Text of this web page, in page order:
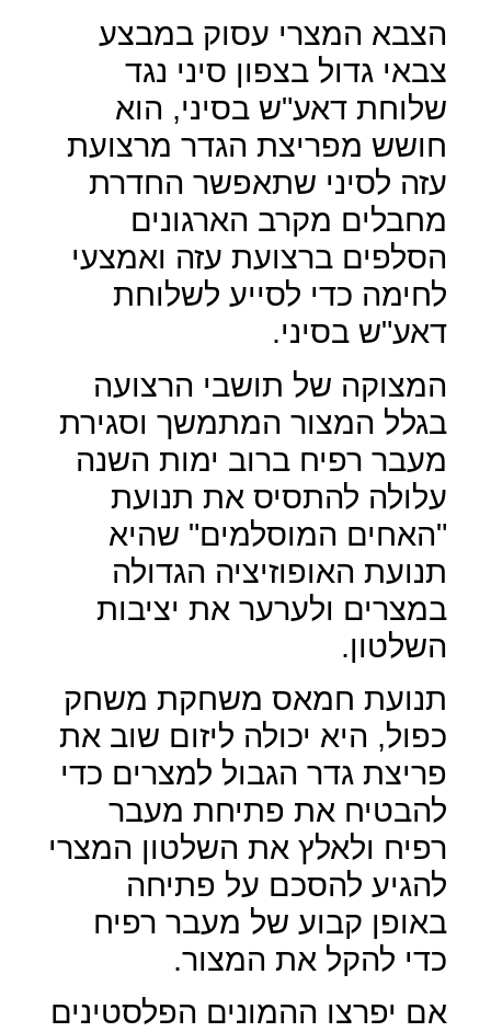
הצבא המצרי עסוק במבצע
צבאי גדול בצפון סיני נגד
שלוחת דאע"ש בסיני, הוא
חושש מפריצת הגדר מרצועת
עזה לסיני שתאפשר החדרת
מחבלים מקרב הארגונים
הסלפים ברצועת עזה ואמצעי
לחימה כדי לסייע לשלוחת
דאע"ש בסיני.
המצוקה של תושבי הרצועה
בגלל המצור המתמשך וסגירת
מעבר רפיח ברוב ימות השנה
עלולה להתסיס את תנועת
"האחים המוסלמים" שהיא
תנועת האופוזיציה הגדולה
במצרים ולערער את יציבות
השלטון.
תנועת חמאס משחקת משחק
כפול, היא יכולה ליזום שוב את
פריצת גדר הגבול למצרים כדי
להבטיח את פתיחת מעבר
רפיח ולאלץ את השלטון המצרי
להגיע להסכם על פתיחה
באופן קבוע של מעבר רפיח
כדי להקל את המצור.
אם יפרצו ההמונים הפלסטינים